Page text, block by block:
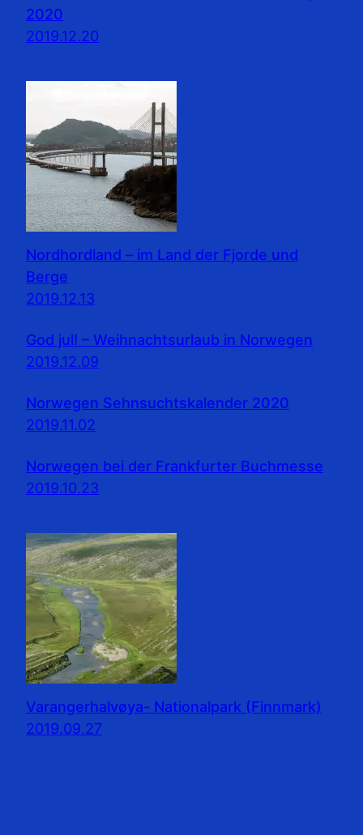
2020
2019.12.20
Nordhordland – im Land der Fjorde und
Berge
2019.12.13
God jul! – Weihnachtsurlaub in Norwegen
2019.12.09
Norwegen Sehnsuchtskalender 2020
2019.11.02
Norwegen bei der Frankfurter Buchmesse
2019.10.23
Varangerhalvøya- Nationalpark (Finnmark)
2019.09.27